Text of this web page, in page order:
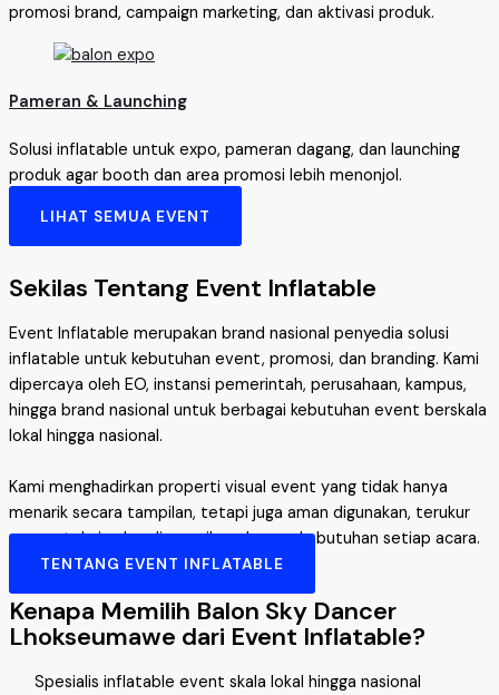
promosi brand, campaign marketing, dan aktivasi produk.
Pameran & Launching
Solusi inflatable untuk expo, pameran dagang, dan launching
produk agar booth dan area promosi lebih menonjol.
LIHAT SEMUA EVENT
Sekilas Tentang Event Inflatable
Event Inflatable merupakan brand nasional penyedia solusi
inflatable untuk kebutuhan event, promosi, dan branding. Kami
dipercaya oleh EO, instansi pemerintah, perusahaan, kampus,
hingga brand nasional untuk berbagai kebutuhan event berskala
lokal hingga nasional.
Kami menghadirkan properti visual event yang tidak hanya
menarik secara tampilan, tetapi juga aman digunakan, terukur
secara teknis, dan disesuaikan dengan kebutuhan setiap acara.
TENTANG EVENT INFLATABLE
Kenapa Memilih Balon Sky Dancer
Lhokseumawe dari Event Inflatable?
Spesialis inflatable event skala lokal hingga nasional